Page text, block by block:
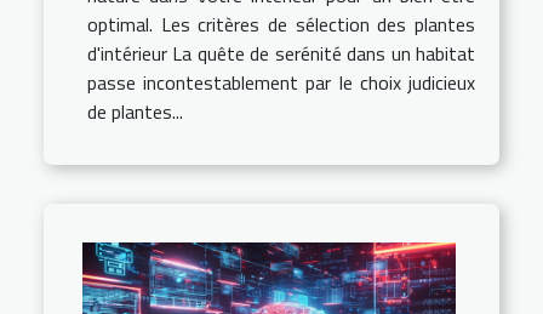
optimal. Les critères de sélection des plantes
d'intérieur La quête de serénité dans un habitat
passe incontestablement par le choix judicieux
de plantes...